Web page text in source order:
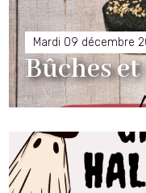
Mardi 09 décembre
Bûches